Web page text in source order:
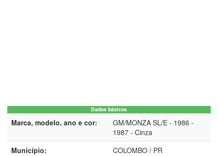
Dados básicos
Marca, modelo, ano e cor:
GM/MONZA SL/E - 1986 -
1987 - Cinza
Município:
COLOMBO / PR